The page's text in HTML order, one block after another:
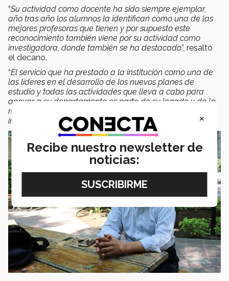
“Su actividad como docente ha sido siempre ejemplar,
año tras año los alumnos la identifican como una de las
mejores profesoras que tienen y por supuesto este
reconocimiento también viene por su actividad como
investigadora, donde también se ha destacado”, resaltó
el decano.
“El servicio que ha prestado a la institución como una de
las líderes en el desarrollo de los nuevos planes de
estudio y todas las actividades que lleva a cabo para
apoyar a su departamento es parte de su legado y de la
razón del por qué se le ha escogido para ser profesora
inspiradora
”, finalizó. ×
Recibe nuestro newsletter de
noticias: